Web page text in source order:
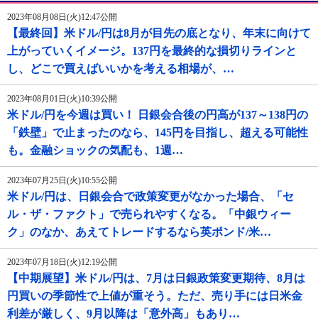
2023年08月08日(火)12:47公開
【最終回】米ドル/円は8月が目先の底となり、年末に向けて
上がっていくイメージ。137円を最終的な損切りラインと
し、どこで買えばいいかを考える相場が、…
2023年08月01日(火)10:39公開
米ドル/円を今週は買い！ 日銀会合後の円高が137～138円の
「鉄壁」で止まったのなら、145円を目指し、超える可能性
も。金融ショックの気配も、1週…
2023年07月25日(火)10:55公開
米ドル/円は、日銀会合で政策変更がなかった場合、「セ
ル・ザ・ファクト」で売られやすくなる。「中銀ウィー
ク」のなか、あえてトレードするなら英ポンド/米…
2023年07月18日(火)12:19公開
【中期展望】米ドル/円は、7月は日銀政策変更期待、8月は
円買いの季節性で上値が重そう。ただ、売り手には日米金
利差が厳しく、9月以降は「意外高」もあり…